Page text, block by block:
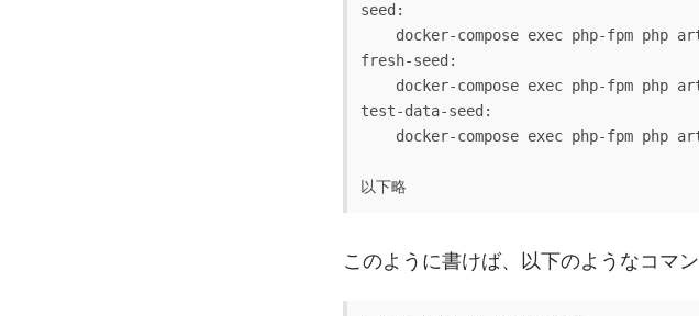
seed:
fresh-seed:
test-data-seed:
以下略
このように書けば、以下のようなコマ